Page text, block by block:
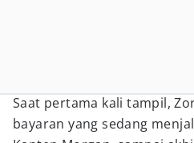
Saat pertama kali tampil,
bayaran yang sedang